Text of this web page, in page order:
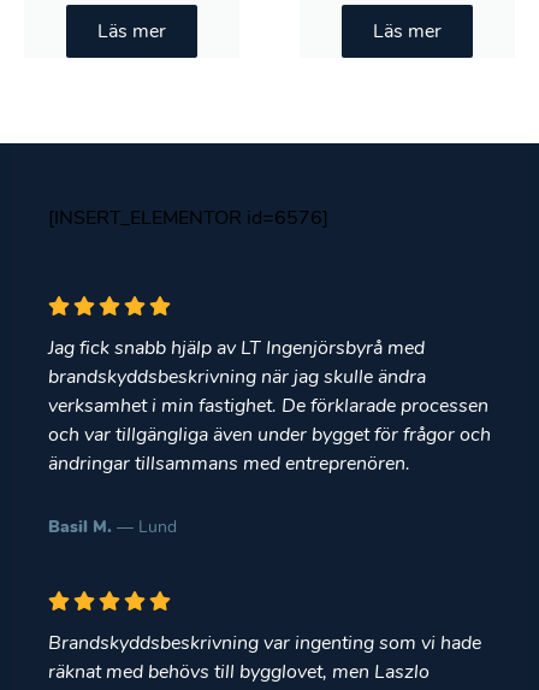
Läs mer Läs mer
[INSERT_ELEMENTOR id=6576]
Jag fick snabb hjälp av LT Ingenjörsbyrå med
brandskyddsbeskrivning när jag skulle ändra
verksamhet i min fastighet. De förklarade processen
och var tillgängliga även under bygget för frågor och
ändringar tillsammans med entreprenören.
Basil M. — Lund
Brandskyddsbeskrivning var ingenting som vi hade
räknat med behövs till bygglovet, men Laszlo